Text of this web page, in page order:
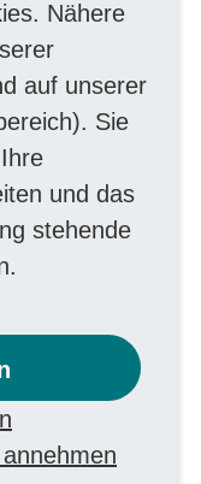
/
–
Nähere
auf unserer
Sie
und das
stehende